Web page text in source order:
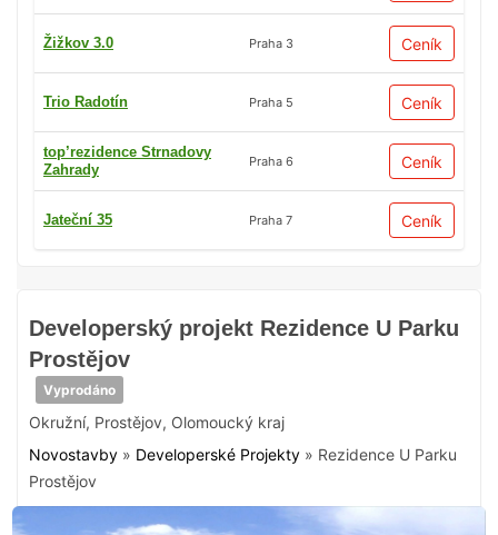
Developerský projekt Rezidence U Parku
Prostějov
Vyprodáno
Okružní, Prostějov, Olomoucký kraj
Novostavby » Developerské Projekty » Rezidence U Parku
Prostějov
Žižkov 3.0 Praha 3 Ceník
Trio Radotín Praha 5 Ceník
top’rezidence Strnadovy
Zahrady
Praha 6 Ceník
Jateční 35 Praha 7 Ceník